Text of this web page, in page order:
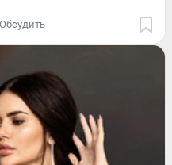
Обсудить